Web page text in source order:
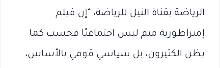
الرياضة بقناة النيل للرياضة، “إن فيلم
إمبراطورية ميم ليس اجتماعيًا فحسب كما
يظن الكثيرون، بل سياسي قومي بالأساس،